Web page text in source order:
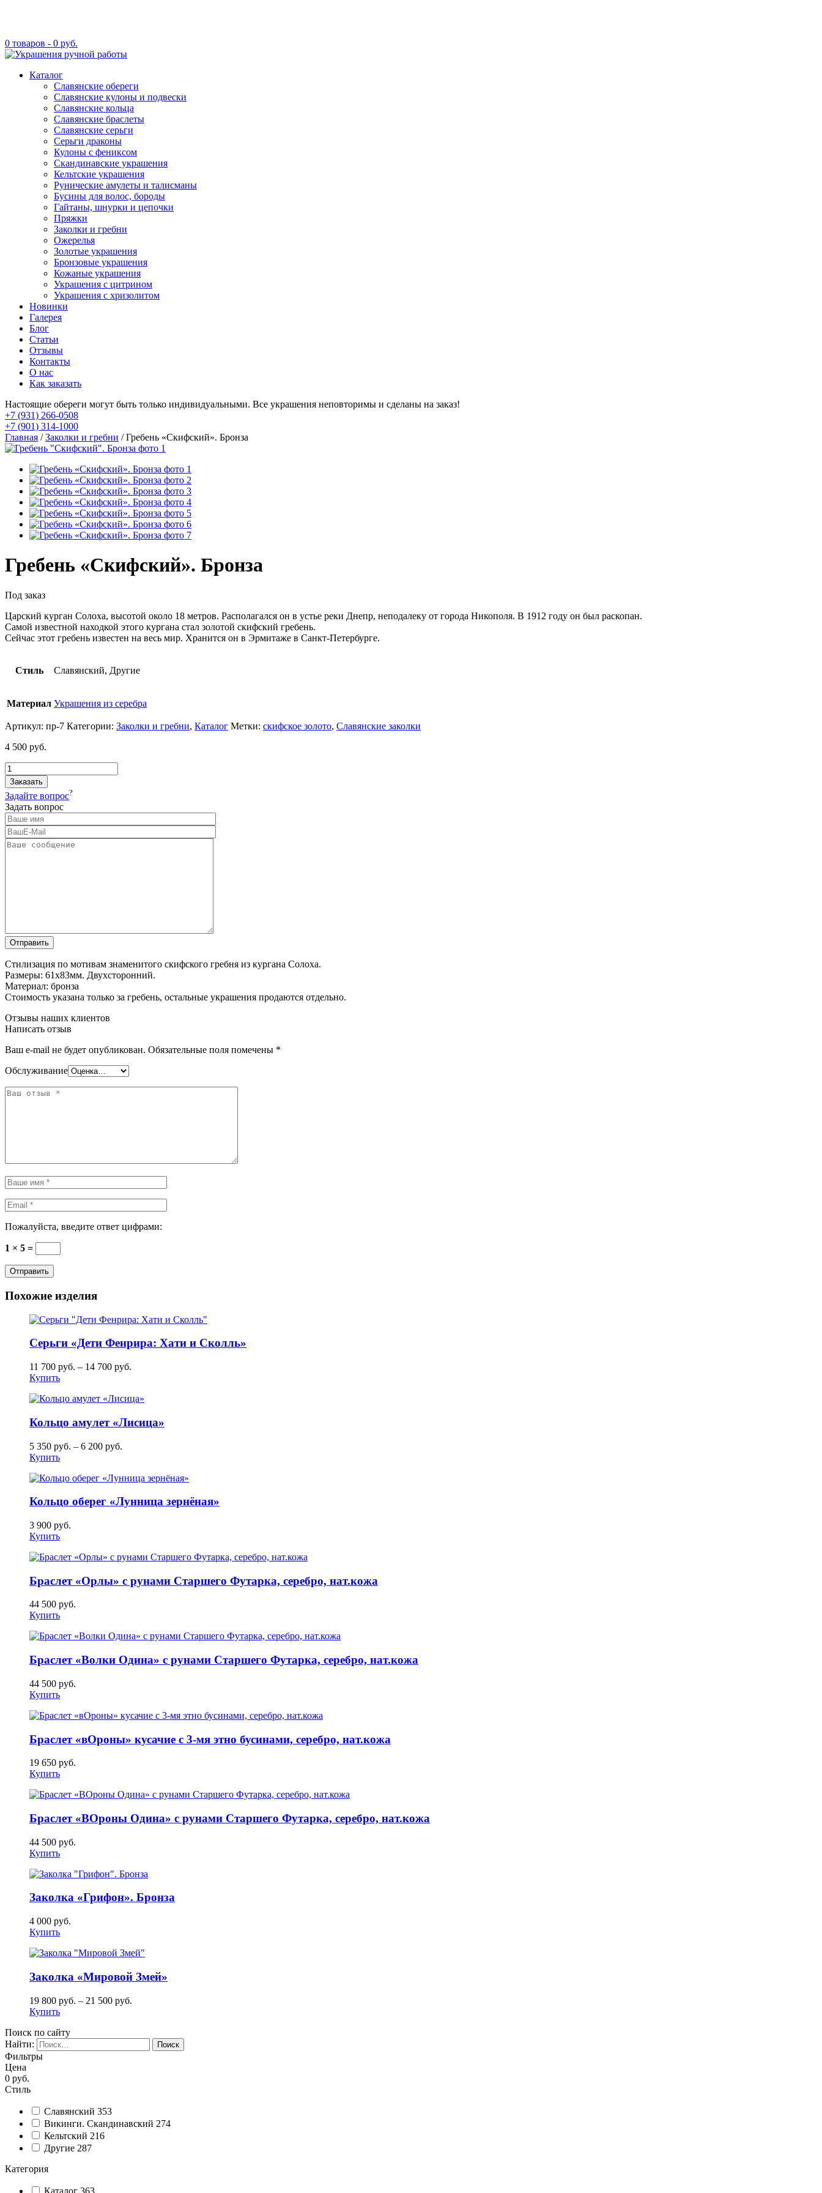
0 товаров - 0 руб.
Каталог
Славянские обереги
Славянские кулоны и подвески
Славянские кольца
Славянские браслеты
Славянские серьги
Серьги драконы
Кулоны с фениксом
Скандинавские украшения
Кельтские украшения
Рунические амулеты и талисманы
Бусины для волос, бороды
Гайтаны, шнурки и цепочки
Пряжки
Заколки и гребни
Ожерелья
Золотые украшения
Бронзовые украшения
Кожаные украшения
Украшения с цитрином
Украшения с хризолитом
Новинки
Галерея
Блог
Статьи
Отзывы
Контакты
О нас
Как заказать
Настоящие обереги могут быть только индивидуальными. Все украшения неповторимы и сделаны на заказ!
+7 (931) 266-0508
+7 (901) 314-1000
Главная /Заколки и гребни / Гребень «Скифский». Бронза
Гребень «Скифский». Бронза
Под заказ
Царский курган Солоха, высотой около 18 метров. Располагался он в устье реки Днепр, неподалеку от города Никополя. В 1912 году он был раскопан.
Самой известной находкой этого кургана стал золотой скифский гребень.
Сейчас этот гребень известен на весь мир. Хранится он в Эрмитаже в Санкт-Петербурге.
Стиль Славянский, Другие
Материал Украшения из серебра
Артикул: пр-7 Категории: Заколки и гребни, Каталог Метки: скифское золото, Славянские заколки
4 500 руб.
Заказать
Задайте вопрос?
Задать вопрос
Стилизация по мотивам знаменитого скифского гребня из кургана Солоха.
Размеры: 61х83мм. Двухсторонний.
Материал: бронза
Стоимость указана только за гребень, остальные украшения продаются отдельно.
Отзывы наших клиентов
Написать отзыв
Ваш e-mail не будет опубликован. Обязательные поля помечены *
Обслуживание
Пожалуйста, введите ответ цифрами:
1 × 5 =
Похожие изделия
Серьги «Дети Фенрира: Хати и Сколль»
11 700 руб. – 14 700 руб.
Купить
Кольцо амулет «Лисица»
5 350 руб. – 6 200 руб.
Купить
Кольцо оберег «Лунница зернёная»
3 900 руб.
Купить
Браслет «Орлы» с рунами Старшего Футарка, серебро, нат.кожа
44 500 руб.
Купить
Браслет «Волки Одина» с рунами Старшего Футарка, серебро, нат.кожа
44 500 руб.
Купить
Браслет «вОроны» кусачие с 3-мя этно бусинами, серебро, нат.кожа
19 650 руб.
Купить
Браслет «ВОроны Одина» с рунами Старшего Футарка, серебро, нат.кожа
44 500 руб.
Купить
Заколка «Грифон». Бронза
4 000 руб.
Купить
Заколка «Мировой Змей»
19 800 руб. – 21 500 руб.
Купить
Поиск по сайту
Найти:
Фильтры
Цена
0 руб.
Стиль
Славянский 353
Викинги. Скандинавский 274
Кельтский 216
Другие 287
Категория
Каталог 363